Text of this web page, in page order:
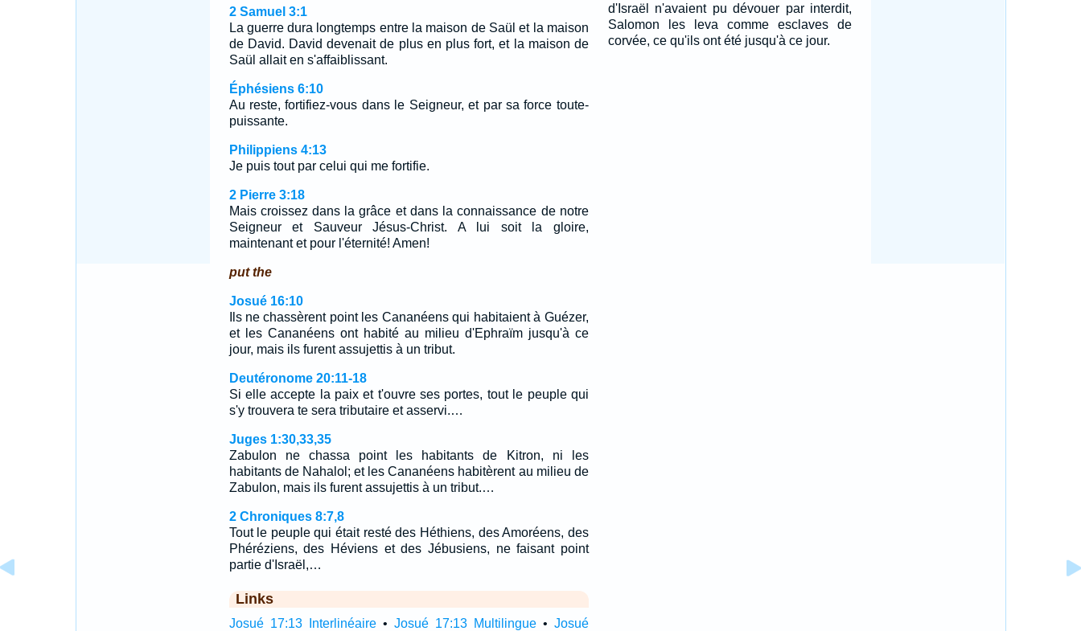
2 Samuel 3:1
La guerre dura longtemps entre la maison de Saül et la maison
de David. David devenait de plus en plus fort, et la maison de
Saül allait en s'affaiblissant.
Éphésiens 6:10
Au reste, fortifiez-vous dans le Seigneur, et par sa force toute-
puissante.
Philippiens 4:13
Je puis tout par celui qui me fortifie.
2 Pierre 3:18
Mais croissez dans la grâce et dans la connaissance de notre
Seigneur et Sauveur Jésus-Christ. A lui soit la gloire,
maintenant et pour l'éternité! Amen!
put the
Josué 16:10
Ils ne chassèrent point les Cananéens qui habitaient à Guézer,
et les Cananéens ont habité au milieu d'Ephraïm jusqu'à ce
jour, mais ils furent assujettis à un tribut.
Deutéronome 20:11-18
Si elle accepte la paix et t'ouvre ses portes, tout le peuple qui
s'y trouvera te sera tributaire et asservi.…
Juges 1:30,33,35
Zabulon ne chassa point les habitants de Kitron, ni les
habitants de Nahalol; et les Cananéens habitèrent au milieu de
Zabulon, mais ils furent assujettis à un tribut.…
2 Chroniques 8:7,8
Tout le peuple qui était resté des Héthiens, des Amoréens, des
Phéréziens, des Héviens et des Jébusiens, ne faisant point
partie d'Israël,…
Links
Josué 17:13 Interlinéaire• Josué 17:13 Multilingue• Josué
d'Israël n'avaient pu dévouer par interdit,
Salomon les leva comme esclaves de
corvée, ce qu'ils ont été jusqu'à ce jour.